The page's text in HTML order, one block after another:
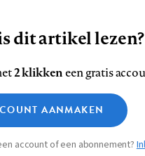
op
Bluesky
ons
op
InstagramYouTube
Colofon Disclaimer Privacy
Medische
betrouwbare
policy
cookies
cookies
dit artikel lezen?
2 klikkeneen gratis
AANMAKEN
account of een abonnement?